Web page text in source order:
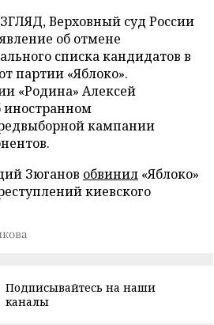
Верховный суд России
об отмене
списка кандидатов в
партии «Яблоко».
«Родина» Алексей
иностранном
кампании
Зюганов обвинил «Яблоко»
киевского
Подписывайтесь на наши
каналы